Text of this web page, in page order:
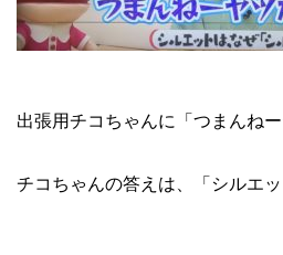
出張用チコちゃんに「つまんねー
チコちゃんの答えは、「シルエッ